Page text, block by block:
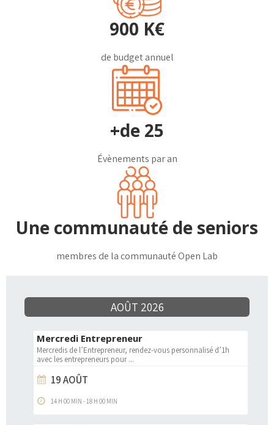
900 K€
de budget annuel
+de 25
Évènements par an
Une communauté de seniors
membres de la communauté Open Lab
AOÛT 2026
Mercredi Entrepreneur
Mercredis de l’Entrepreneur, rendez-vous personnalisé d’1h
avec les entrepreneurs pour...
19 AOÛT
14 H 00 MIN -18 H 00 MIN